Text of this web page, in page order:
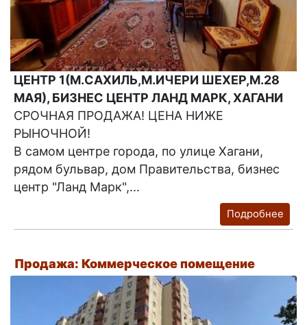
ЦЕНТР 1(М.САХИЛЬ,М.ИЧЕРИ ШЕХЕР,М.28
МАЯ), БИЗНЕС ЦЕНТР ЛАНД МАРК, ХАГАНИ
СРОЧНАЯ ПРОДАЖА! ЦЕНА НИЖЕ
РЫНОЧНОЙ!
В самом центре города, по улице Хагани,
рядом бульвар, дом Правительства, бизнес
центр "Ланд Марк",...
Подробнее
Продажа: Коммерческое помещение